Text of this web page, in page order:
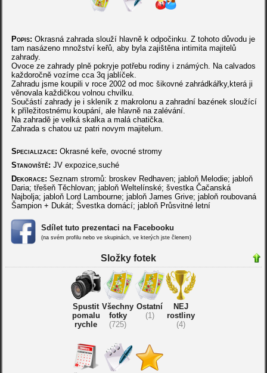
Popis: Okrasná zahrada slouží hlavně k odpočinku. Z tohoto důvodu je
tam nasázeno množství keřů, aby byla zajištěna intimita majitelů
zahrady.
Ovoce ze zahrady plně pokryje potřebu rodiny i známých. Na calvados
každoročně vozíme cca 3q jablíček.
Zahradu jsme koupili v roce 2002 od moc šikovné zahrádkářky,která ji
věnovala každičkou volnou chvilku.
Součástí zahrady je i skleník z makrolonu a zahradní bazének sloužící
k příležitostnému koupání, ale hlavně na zalévání.
Na zahradě je velká skalka a malá chatička.
Zahrada s chatou uz patri novym majitelum.
Specializace: Okrasné keře, ovocné stromy
Stanoviště: JV expozice,suché
Dekorace: Seznam stromů: broskev Redhaven; jabloň Melodie; jabloň
Daria; třešeň Těchlovan; jabloň Weltelínské; švestka Čačanská
Najbolja; jabloň Lord Lambourne; jabloň James Grive; jabloň roubovaná
Šampion + Dukát; Švestka domácí; jabloň Průsvitné letní
Sdílet tuto prezentaci na Facebooku
(na svém profilu nebo ve skupinách, ve kterých jste členem)
Složky fotek
Spustit
pomalu
rychle
Všechny
fotky
(725)
Ostatní
(1)
NEJ
rostliny
(4)